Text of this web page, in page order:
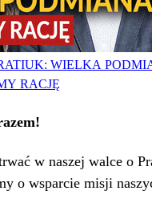
WIELKA
RACJĘ
w naszej walce o
o wsparcie misji